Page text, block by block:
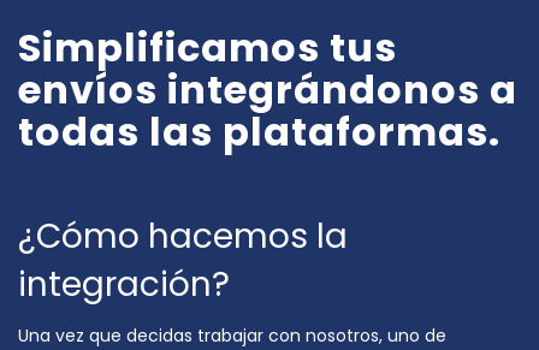
Simplificamos tus
envíos integrándonos a
todas las plataformas.
¿Cómo hacemos la
integración?
Una vez que decidas trabajar con nosotros, uno de